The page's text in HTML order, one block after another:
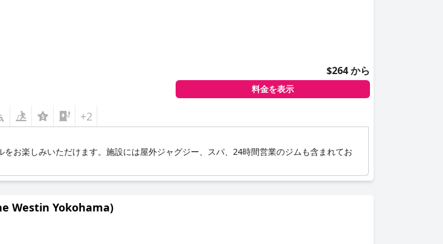
$264 から
料金を表示
+2
お楽しみいただけます。施設には屋外ジャグジー、スパ、24時間営業のジムも含まれてお
Westin Yokohama)